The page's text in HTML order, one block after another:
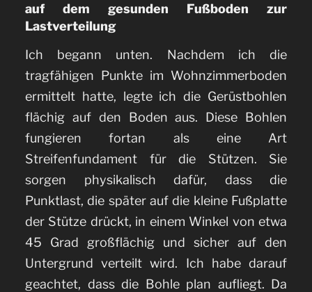
auf dem gesunden Fußboden zur
Lastverteilung
Ich begann unten. Nachdem ich die
tragfähigen Punkte im Wohnzimmerboden
ermittelt hatte, legte ich die Gerüstbohlen
flächig auf den Boden aus. Diese Bohlen
fungieren fortan als eine Art
Streifenfundament für die Stützen. Sie
sorgen physikalisch dafür, dass die
Punktlast, die später auf die kleine Fußplatte
der Stütze drückt, in einem Winkel von etwa
45 Grad großflächig und sicher auf den
Untergrund verteilt wird. Ich habe darauf
geachtet, dass die Bohle plan aufliegt. Da